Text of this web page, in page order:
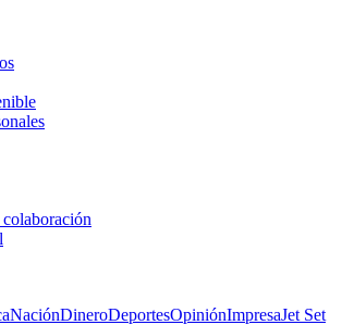
NaciónDineroDeportesOpiniónImpresaJet Set